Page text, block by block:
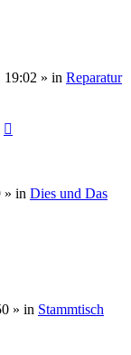
19:02 » in Reparatur
» in Dies und Das
» in Stammtisch